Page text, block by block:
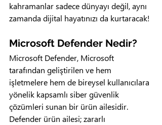
kahramanlar sadece dünyayı değil, aynı
zamanda dijital hayatınızı da kurtaracak!
Microsoft Defender Nedir?
Microsoft Defender, Microsoft
tarafından geliştirilen ve hem
işletmelere hem de bireysel kullanıcılara
yönelik kapsamlı siber güvenlik
çözümleri sunan bir ürün ailesidir.
Defender ürün ailesi; zararlı